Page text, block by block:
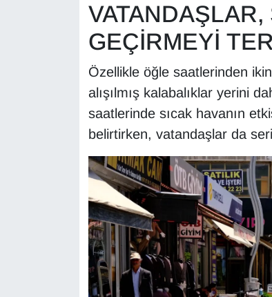
GEÇİRMEYİ
Özellikle öğle saatlerinden
alışılmış kalabalıklar yerini
saatlerinde sıcak havanın
belirtirken, vatandaşlar da
RÖPORTAJ
Sinema - TV
TEKNOLOJİ